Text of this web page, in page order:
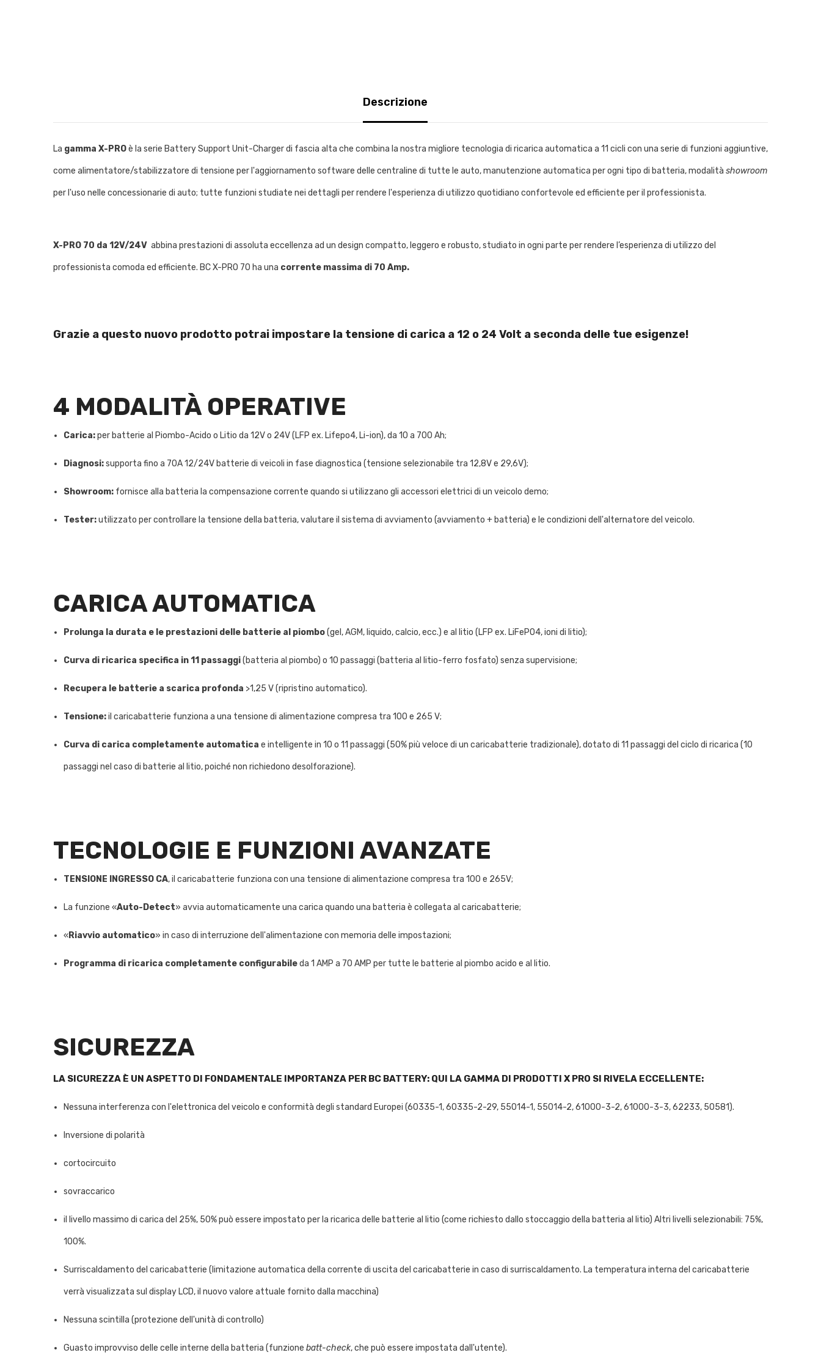
Condividi
Descrizione
La gamma X-PROè la serie Battery Support Unit-Charger di fascia alta che combina la nostra migliore tecnologia di ricarica automatica a 11 cicli con una serie di funzioni aggiuntive,
come alimentatore/stabilizzatore di tensione per l'aggiornamento software delle centraline di tutte le auto, manutenzione automatica per ogni tipo di batteria, modalità showroom
per l'uso nelle concessionarie di auto; tutte funzioni studiate nei dettagli per rendere l'esperienza di utilizzo quotidiano confortevole ed efficiente per il professionista.
X-PRO 70 da 12V/24V abbina prestazioni di assoluta eccellenza ad un design compatto, leggero e robusto, studiato in ogni parte per rendere l’esperienza di utilizzo del
professionista comoda ed efficiente. BC X-PRO 70 ha una corrente massima di 70 Amp.
Grazie a questo nuovo prodotto potrai impostare la tensione di carica a 12 o 24 Volt a seconda delle tue esigenze!
4 MODALITÀ OPERATIVE
Carica:per batterie al Piombo-Acido o Litio da 12V o 24V (LFP ex. Lifepo4, Li-ion), da 10 a 700 Ah;
Diagnosi:supporta fino a 70A 12/24V batterie di veicoli in fase diagnostica (tensione selezionabile tra 12,8V e 29,6V);
Showroom: fornisce alla batteria la compensazione corrente quando si utilizzano gli accessori elettrici di un veicolo demo;
Tester:utilizzato per controllare la tensione della batteria, valutare il sistema di avviamento (avviamento + batteria) e le condizioni dell'alternatore del veicolo.
CARICA AUTOMATICA
Prolunga la durata e le prestazioni delle batterie al piombo(gel, AGM, liquido, calcio, ecc.) e al litio (LFP ex. LiFePO4, ioni di litio);
Curva di ricarica specifica in 11 passaggi(batteria al piombo) o 10 passaggi (batteria al litio-ferro fosfato) senza supervisione;
Recupera le batterie a scarica profonda >1,25 V (ripristino automatico).
Tensione:il caricabatterie funziona a una tensione di alimentazione compresa tra 100 e 265 V;
Curva di carica completamente automatica e intelligente in 10 o 11 passaggi (50% più veloce di un caricabatterie tradizionale), dotato di 11 passaggi del ciclo di ricarica (10
passaggi nel caso di batterie al litio, poiché non richiedono desolforazione).
TECNOLOGIE E FUNZIONI AVANZATE
TENSIONE INGRESSO CA, il caricabatterie funziona con una tensione di alimentazione compresa tra 100 e 265V;
La funzione «Auto-Detect» avvia automaticamente una carica quando una batteria è collegata al caricabatterie;
«Riavvio automatico» in caso di interruzione dell'alimentazione con memoria delle impostazioni;
Programma di ricarica completamente configurabileda 1 AMP a 70 AMP per tutte le batterie al piombo acido e al litio.
SICUREZZA
LA SICUREZZA È UN ASPETTO DI FONDAMENTALE IMPORTANZA PER BC BATTERY: QUI LA GAMMA DI PRODOTTI X PRO SI RIVELA ECCELLENTE:
Nessuna interferenza con l'elettronica del veicolo e conformità degli standard Europei (60335-1, 60335-2-29, 55014-1, 55014-2, 61000-3-2, 61000-3-3, 62233, 50581).
Inversione di polarità
cortocircuito
sovraccarico
il livello massimo di carica del 25%, 50% può essere impostato per la ricarica delle batterie al litio (come richiesto dallo stoccaggio della batteria al litio) Altri livelli selezionabili: 75%,
100%.
Surriscaldamento del caricabatterie (limitazione automatica della corrente di uscita del caricabatterie in caso di surriscaldamento. La temperatura interna del caricabatterie
verrà visualizzata sul display LCD, il nuovo valore attuale fornito dalla macchina)
Nessuna scintilla (protezione dell'unità di controllo)
Guasto improvviso delle celle interne della batteria (funzione batt-check, che può essere impostata dall'utente).